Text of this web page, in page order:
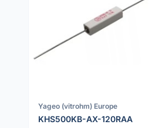
Yageo (vitrohm) Europe
KHS500KB-AX-120RAA